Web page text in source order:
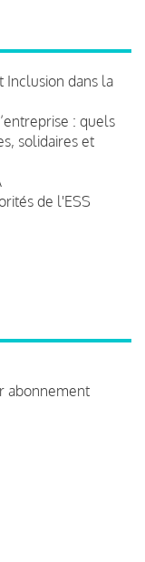
Inclusion dans la
: quels
solidaires et
de l'ESS
abonnement